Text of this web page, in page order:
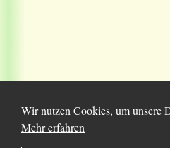
Wir nutzen Cookies, um unsere
Mehr erfahren